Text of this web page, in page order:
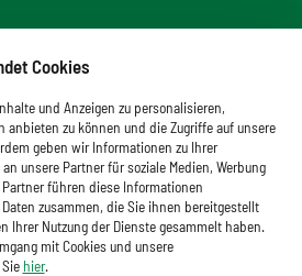
Cookies
und Anzeigen zu personalisieren,
anbieten zu können und die Zugriffe auf unsere
geben wir Informationen zu Ihrer
unsere Partner für soziale Medien, Werbung
führen diese Informationen
zusammen, die Sie ihnen bereitgestellt
Ihrer Nutzung der Dienste gesammelt haben.
mit Cookies und unsere
hier.